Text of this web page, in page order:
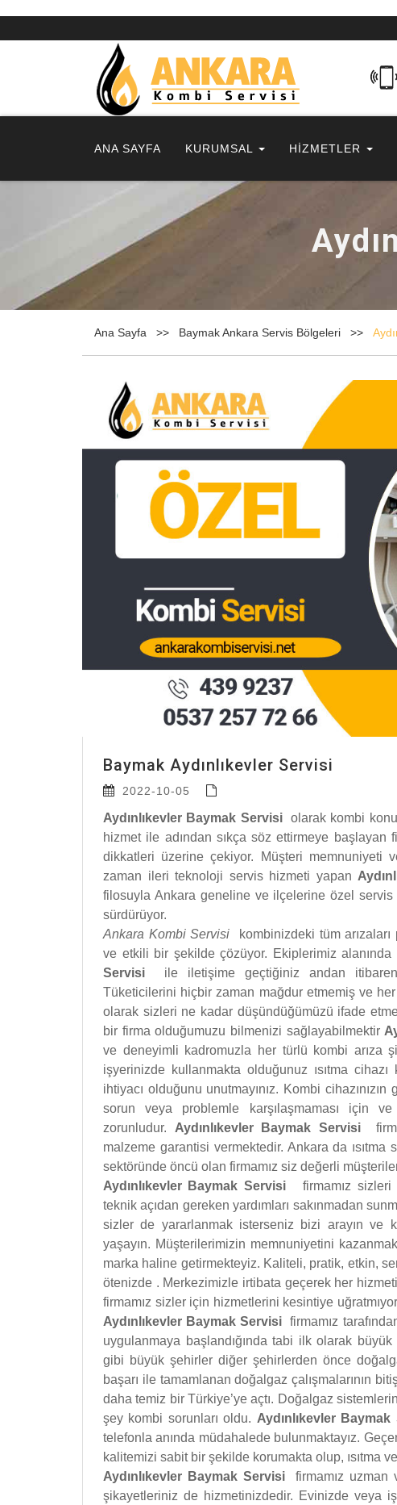
ANA SAYFA KURUMSAL HİZMETLER
Ana Sayfa Baymak Ankara Servis Bölgeleri
Baymak Aydınlıkevler Servisi
2022-10-05
Aydınlıkevler Baymak Servisiolarak kombi
hizmet ile adından sıkça söz ettirmeye başlayan
dikkatleri üzerine çekiyor. Müşteri memnuniyeti
zaman ileri teknoloji servis hizmeti yapan
filosuyla Ankara geneline ve ilçelerine özel
sürdürüyor.
Ankara Kombi Servisi
kombinizdeki tüm
ve etkili bir şekilde çözüyor. Ekiplerimiz alanında
Servisi ile iletişime geçtiğiniz andan
Tüketicilerini hiçbir zaman mağdur etmemiş ve
olarak sizleri ne kadar düşündüğümüzü ifade
bir firma olduğumuzu bilmenizi sağlayabilmektir
ve deneyimli kadromuzla her türlü kombi arıza
işyerinizde kullanmakta olduğunuz ısıtma
ihtiyacı olduğunu unutmayınız. Kombi
sorun veya problemle karşılaşmaması için ve
zorunludur. Aydınlıkevler Baymak Servisi
malzeme garantisi vermektedir. Ankara da ısıtma
sektöründe öncü olan firmamız siz değerli
Aydınlıkevler Baymak Servisifirmamız sizleri
teknik açıdan gereken yardımları sakınmadan
sizler de yararlanmak isterseniz bizi arayın ve
yaşayın. Müşterilerimizin memnuniyetini
marka haline getirmekteyiz. Kaliteli, pratik, etkin,
ötenizde . Merkezimizle irtibata geçerek her
firmamız sizler için hizmetlerini kesintiye
Aydınlıkevler Baymak Servisi firmamız
uygulanmaya başlandığında tabi ilk olarak
gibi büyük şehirler diğer şehirlerden önce
başarı ile tamamlanan doğalgaz çalışmalarının
daha temiz bir Türkiye’ye açtı. Doğalgaz
şey kombi sorunları oldu. Aydınlıkevler
telefonla anında müdahalede bulunmaktayız.
kalitemizi sabit bir şekilde korumakta olup, ısıtma
Aydınlıkevler Baymak Servisifirmamız
şikayetleriniz de hizmetinizdedir. Evinizde veya